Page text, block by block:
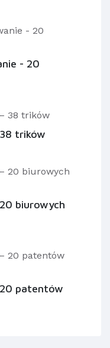
- 20
trików
biurowych
patentów